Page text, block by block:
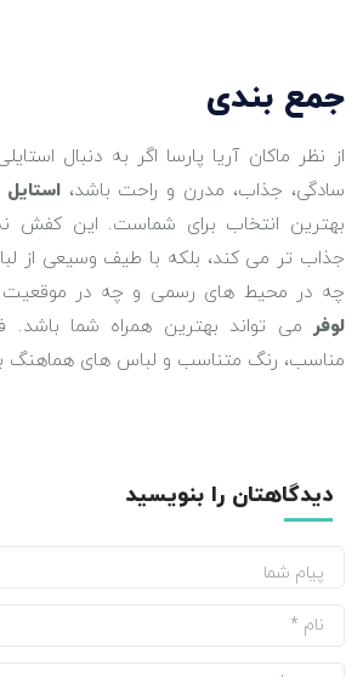
جمع ‌بندی
از نظر ماکان آریا پارسا اگر به دنبال
سادگی، جذاب، مدرن و راحت باشد،
بهترین انتخاب برای شماست. این کفش نه
جذاب تر می کند، بلکه با طیف وسیعی
چه در محیط‌ های رسمی و چه در موقعیت‌
لوفر می ‌تواند بهترین همراه شما
مناسب، رنگ متناسب و لباس ‌های هماهنگ
دیدگاهتان را بنویسید